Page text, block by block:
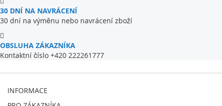
30 DNÍ NA NAVRÁCENÍ
30 dní na výměnu nebo navrácení zboží
OBSLUHA ZÁKAZNÍKA
Kontaktní číslo +420 222261777
INFORMACE